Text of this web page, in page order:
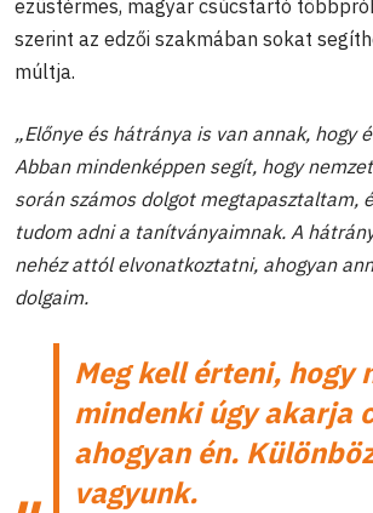
ezüstérmes, magyar csúcstartó
szerint az edzői szakmában sokat
múltja.
„Előnye és hátránya is van annak, hogy
Abban mindenképpen segít, hogy
során számos dolgot megtapasztaltam,
tudom adni a tanítványaimnak. A
nehéz attól elvonatkoztatni, ahogyan
dolgaim.
Meg kell érteni, hogy
mindenki úgy akarja
ahogyan én.
vagyunk.